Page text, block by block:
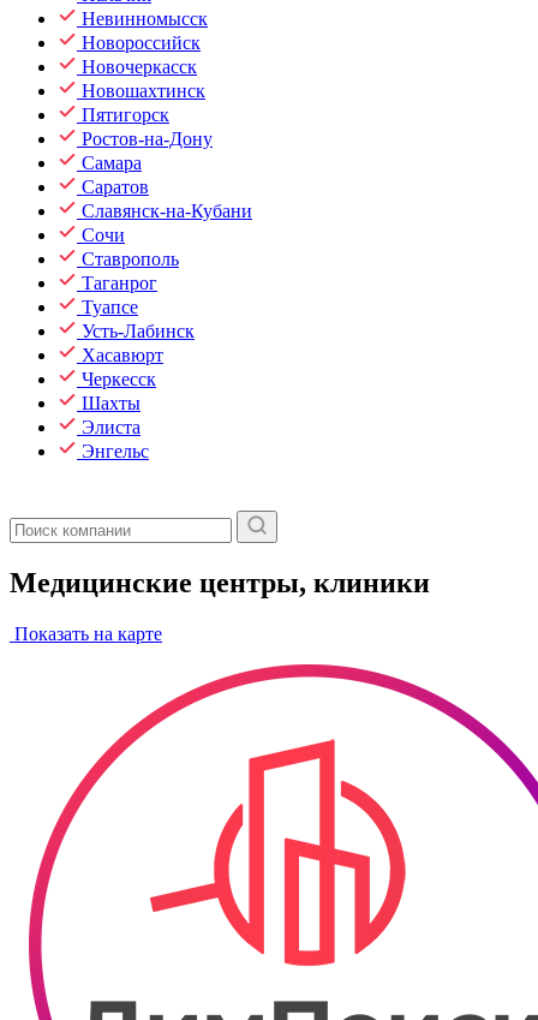
Невинномысск
Новороссийск
Новочеркасск
Новошахтинск
Пятигорск
Ростов-на-Дону
Самара
Саратов
Славянск-на-Кубани
Сочи
Ставрополь
Таганрог
Туапсе
Усть-Лабинск
Хасавюрт
Черкесск
Шахты
Элиста
Энгельс
Медицинские центры, клиники
Показать на карте